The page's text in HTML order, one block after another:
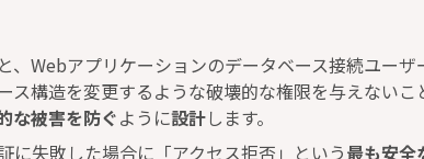
、Webアプリケーションのデータベース接続ユーザ
ス構造を変更するような破壊的な権限を与えないこ
な被害を防ぐように設計します。
に失敗した場合に「アクセス拒否」という最も安全